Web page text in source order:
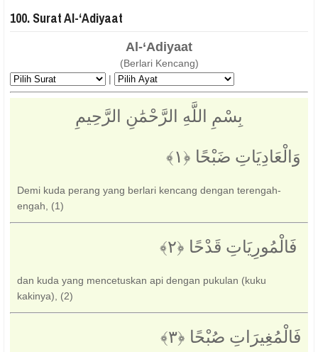
100. Surat Al-‘Adiyaat
Al-‘Adiyaat
(Berlari Kencang)
|
بِسْمِ اللَّهِ الرَّحْمَٰنِ الرَّحِيمِ
وَالْعَادِيَاتِ ضَبْحًا ‎﴿١﴾
Demi kuda perang yang berlari kencang dengan terengah-
engah, (1)
‏ فَالْمُورِيَاتِ قَدْحًا ‎﴿٢﴾‏
dan kuda yang mencetuskan api dengan pukulan (kuku
kakinya), (2)
فَالْمُغِيرَاتِ صُبْحًا ‎﴿٣﴾